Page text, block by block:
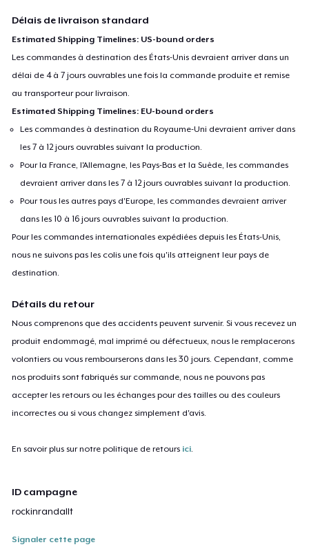
Délais de livraison standard
Estimated Shipping Timelines: US-bound orders
Les commandes à destination des États-Unis devraient arriver dans un
délai de 4 à 7 jours ouvrables une fois la commande produite et remise
au transporteur pour livraison.
Estimated Shipping Timelines: EU-bound orders
Les commandes à destination du Royaume-Uni devraient arriver dans
les 7 à 12 jours ouvrables suivant la production.
Pour la France, l'Allemagne, les Pays-Bas et la Suède, les commandes
devraient arriver dans les 7 à 12 jours ouvrables suivant la production.
Pour tous les autres pays d'Europe, les commandes devraient arriver
dans les 10 à 16 jours ouvrables suivant la production.
Pour les commandes internationales expédiées depuis les États-Unis,
nous ne suivons pas les colis une fois qu'ils atteignent leur pays de
destination.
Détails du retour
Nous comprenons que des accidents peuvent survenir. Si vous recevez un
produit endommagé, mal imprimé ou défectueux, nous le remplacerons
volontiers ou vous rembourserons dans les 30 jours. Cependant, comme
nos produits sont fabriqués sur commande, nous ne pouvons pas
accepter les retours ou les échanges pour des tailles ou des couleurs
incorrectes ou si vous changez simplement d'avis.
En savoir plus sur notre politique de retours ici
ID campagne
rockinrandallt
Signaler cette page